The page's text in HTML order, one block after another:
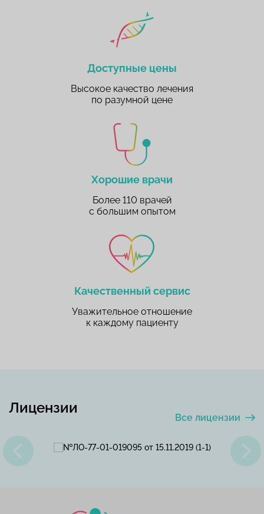
Доступные цены
Высокое качество лечения
по разумной цене
Хорошие врачи
Более 110 врачей
с большим опытом
Качественный сервис
Уважительное отношение
к каждому пациенту
Лицензии
Все лицензии